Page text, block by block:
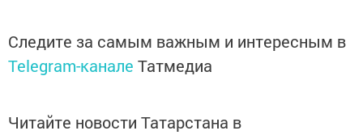
Следите за самым важным и интересным в
Telegram-канале Татмедиа
Читайте новости Татарстана в